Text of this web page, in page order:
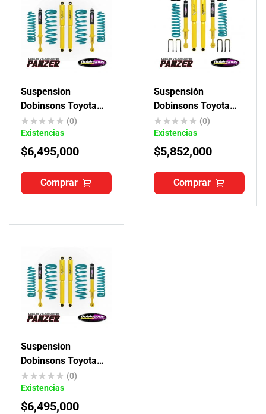
Suspension
Dobinsons Toyota
Prado Tx-Txl
(0)
Existencias
$6,495,000
Comprar
Suspensión
Dobinsons Toyota
Hilux Revo 2015-ON
(QUICK RIDE)
(0)
Existencias
$5,852,000
Comprar
Suspension
Dobinsons Toyota
Fortuner 2005-2015
(0)
Existencias
$6,495,000